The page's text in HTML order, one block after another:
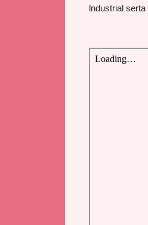
lndustrial serta